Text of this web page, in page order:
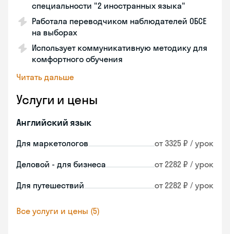
специальности "2 иностранных языка"
Работала переводчиком наблюдателей ОБСЕ
на выборах
Использует коммуникативную методику для
комфортного обучения
Читать дальше
Услуги и цены
Английский язык
Для маркетологов от 3325 ₽ / урок
Деловой - для бизнеса от 2282 ₽ / урок
Для путешествий от 2282 ₽ / урок
Все услуги и цены (5)